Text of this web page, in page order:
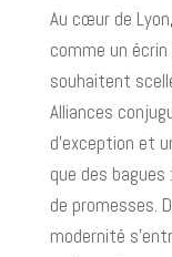
Au cœur de
comme un
souhaitent
Alliances
d’exception et
que des
de promesses.
modernité